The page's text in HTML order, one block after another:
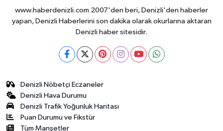
www.haberdenizli.com 2007'den beri, Denizli'den haberler
yapan, Denizli Haberlerini son dakika olarak okurlarına aktaran
Denizli haber sitesidir.
Denizli Nöbetçi Eczaneler
Denizli Hava Durumu
Denizli Trafik Yoğunluk Haritası
Puan Durumu ve Fikstür
Tüm Manşetler